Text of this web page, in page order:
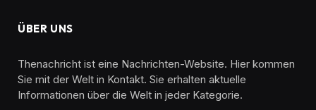
ÜBER UNS
Thenachricht ist eine Nachrichten-Website. Hier kommen
Sie mit der Welt in Kontakt. Sie erhalten aktuelle
Informationen über die Welt in jeder Kategorie.